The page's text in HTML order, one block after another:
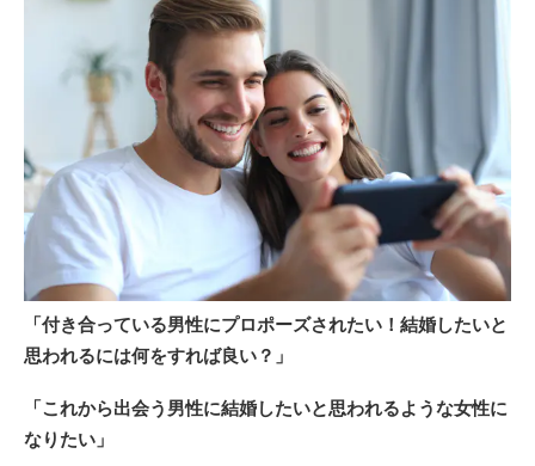
「付き合っている男性にプロポーズされたい！結婚したいと
思われるには何をすれば良い？」
「これから出会う男性に結婚したいと思われるような女性に
なりたい」